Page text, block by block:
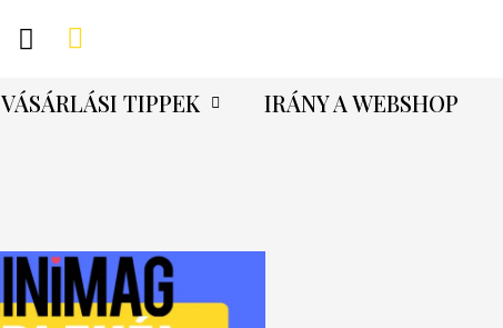
VÁSÁRLÁSI TIPPEK
IRÁNY A WEBSHOP